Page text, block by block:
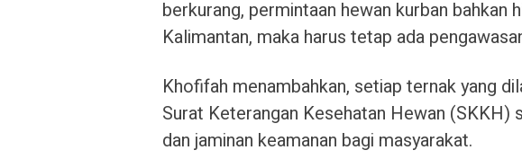
berkurang, permintaan hewan kurban bahkan
Kalimantan, maka harus tetap ada
Khofifah menambahkan, setiap ternak yang
Surat Keterangan Kesehatan Hewan (SKKH)
dan jaminan keamanan bagi masyarakat.